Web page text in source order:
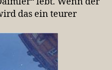
das ein teurer